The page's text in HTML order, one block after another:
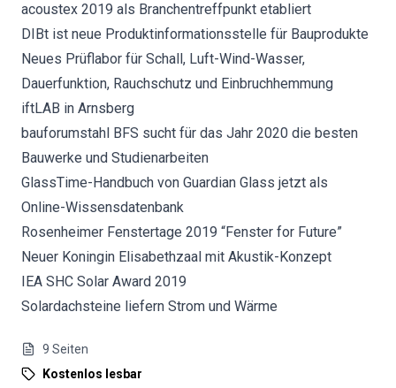
acoustex 2019 als Branchentreffpunkt etabliert
DIBt ist neue Produktinformationsstelle für Bauprodukte
Neues Prüflabor für Schall, Luft-Wind-Wasser,
Dauerfunktion, Rauchschutz und Einbruchhemmung
iftLAB in Arnsberg
bauforumstahl BFS sucht für das Jahr 2020 die besten
Bauwerke und Studienarbeiten
GlassTime-Handbuch von Guardian Glass jetzt als
Online-Wissensdatenbank
Rosenheimer Fenstertage 2019 “Fenster for Future”
Neuer Koningin Elisabethzaal mit Akustik-Konzept
IEA SHC Solar Award 2019
Solardachsteine liefern Strom und Wärme
9 Seiten
Kostenlos lesbar